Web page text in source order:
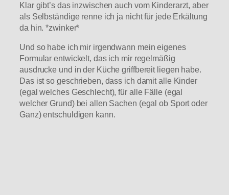
Klar gibt’s das inzwischen auch vom Kinderarzt, aber
als Selbständige renne ich ja nicht für jede Erkältung
da hin. *zwinker*
Und so habe ich mir irgendwann mein eigenes
Formular entwickelt, das ich mir regelmäßig
ausdrucke und in der Küche griffbereit liegen habe.
Das ist so geschrieben, dass ich damit alle Kinder
(egal welches Geschlecht), für alle Fälle (egal
welcher Grund) bei allen Sachen (egal ob Sport oder
Ganz) entschuldigen kann.